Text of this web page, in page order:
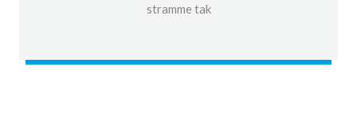
stramme tak